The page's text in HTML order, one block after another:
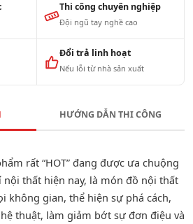
Thi công chuyên nghiệp
Đội ngũ tay nghề cao
Đổi trả linh hoạt
Nếu lỗi từ nhà sản xuất
HƯỚNG DẪN THI CÔNG
rất “HOT” đang được ưa chuộng
thất hiện nay, là món đồ nội thất
không gian, thể hiện sự phá cách,
thuật, làm giảm bớt sự đơn điệu và